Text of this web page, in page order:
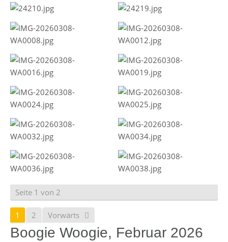
Seite 1 von 2
1 2 Vorwärts
Boogie Woogie, Februar 2026